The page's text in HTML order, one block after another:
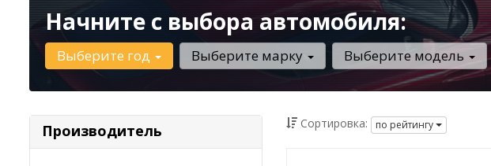
Начните с выбора автомобиля:
Выберите год Выберите марку Выберите модель
Производитель Сортировка: по рейтингу